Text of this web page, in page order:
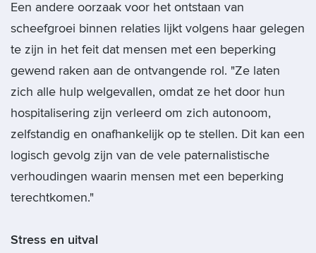
Een andere oorzaak voor het ontstaan van
scheefgroei binnen relaties lijkt volgens haar gelegen
te zijn in het feit dat mensen met een beperking
gewend raken aan de ontvangende rol. "Ze laten
zich alle hulp welgevallen, omdat ze het door hun
hospitalisering zijn verleerd om zich autonoom,
zelfstandig en onafhankelijk op te stellen. Dit kan een
logisch gevolg zijn van de vele paternalistische
verhoudingen waarin mensen met een beperking
terechtkomen."
Stress en uitval